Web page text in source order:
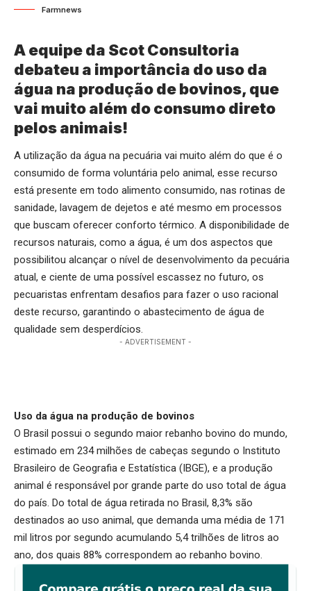
Farmnews
A equipe da Scot Consultoria
debateu a importância do uso da
água na produção de bovinos, que
vai muito além do consumo direto
pelos animais!
A utilização da água na pecuária vai muito além do que é o
consumido de forma voluntária pelo animal, esse recurso
está presente em todo alimento consumido, nas rotinas de
sanidade, lavagem de dejetos e até mesmo em processos
que buscam oferecer conforto térmico. A disponibilidade de
recursos naturais, como a água, é um dos aspectos que
possibilitou alcançar o nível de desenvolvimento da pecuária
atual, e ciente de uma possível escassez no futuro, os
pecuaristas enfrentam desafios para fazer o uso racional
deste recurso, garantindo o abastecimento de água de
qualidade sem desperdícios.
- ADVERTISEMENT -
Uso da água na produção de bovinos
O Brasil possui o segundo maior rebanho bovino do mundo,
estimado em 234 milhões de cabeças segundo o Instituto
Brasileiro de Geografia e Estatística (IBGE), e a produção
animal é responsável por grande parte do uso total de água
do país. Do total de água retirada no Brasil, 8,3% são
destinados ao uso animal, que demanda uma média de 171
mil litros por segundo acumulando 5,4 trilhões de litros ao
ano, dos quais 88% correspondem ao rebanho bovino.